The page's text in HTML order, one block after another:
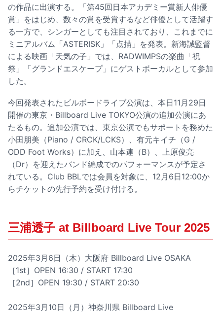
の作品に出演する。「第45回日本アカデミー賞新人俳優
賞」をはじめ、数々の賞を受賞するなど俳優として活躍す
る一方で、シンガーとしても注目されており、これまでに
ミニアルバム「ASTERISK」「点描」を発表。新海誠監督
による映画「天気の子」では、RADWIMPSの楽曲「祝
祭」「グランドエスケープ」にゲストボーカルとして参加
した。
今回発表されたビルボードライブ公演は、本日11月29日
開催の東京・Billboard Live TOKYO公演の追加公演にあ
たるもの。追加公演では、東京公演でもサポートを務めた
小田朋美（Piano / CRCK/LCKS）、有元キイチ（G /
ODD Foot Works）に加え、山本連（B）、上原俊亮
（Dr）を迎えたバンド編成でのパフォーマンスが予定さ
れている。Club BBLでは会員を対象に、12月6日12:00か
らチケットの先行予約を受け付ける。
三浦透子 at Billboard Live Tour 2025
2025年3月6日（木）大阪府 Billboard Live OSAKA
［1st］OPEN 16:30 / START 17:30
［2nd］OPEN 19:30 / START 20:30
2025年3月10日（月）神奈川県 Billboard Live